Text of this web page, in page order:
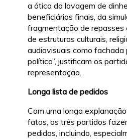
a ótica da lavagem de
beneficiários finais, da
fragmentação de repasses
de estruturas culturais,
audiovisuais como
político”, justificam os
representação.
Longa lista de pedidos
Com uma longa
fatos, os três partidos
pedidos, incluindo,